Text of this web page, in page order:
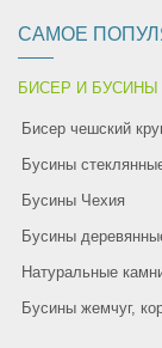
САМОЕ
БИСЕР И БУСИНЫ
Бисер чешский
Бусины
Бусины Чехия
Бусины
Натуральные
Бусины жемчуг,